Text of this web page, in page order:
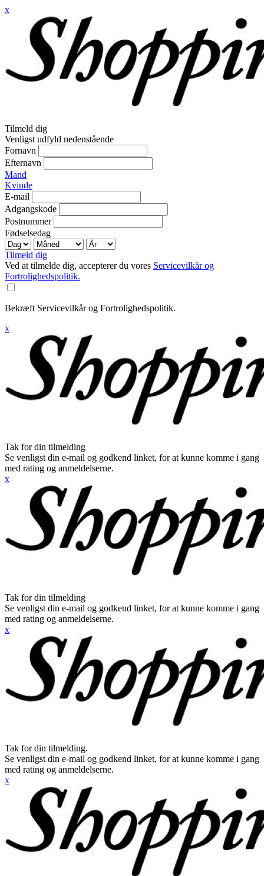
x
Tilmeld dig
Venligst udfyld nedenstående
Fornavn
Efternavn
Mand
Kvinde
E-mail
Adgangskode
Postnummer
Fødselsedag
Tilmeld dig
Ved at tilmelde dig, accepterer du vores Servicevilkår og
Fortrolighedspolitik.
Bekræft Servicevilkår og Fortrolighedspolitik.
x
Tak for din tilmelding
Se venligst din e-mail og godkend linket, for at kunne komme i gang
med rating og anmeldelserne.
x
Tak for din tilmelding
Se venligst din e-mail og godkend linket, for at kunne komme i gang
med rating og anmeldelserne.
x
Tak for din tilmelding.
Se venligst din e-mail og godkend linket, for at kunne komme i gang
med rating og anmeldelserne.
x